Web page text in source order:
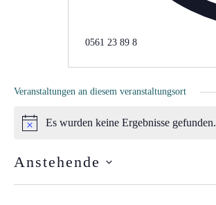
Telefon
0561 23 89 8
Veranstaltungen an diesem veranstaltungsort
Hinweis
Es wurden keine Ergebnisse gefunden.
Anstehende